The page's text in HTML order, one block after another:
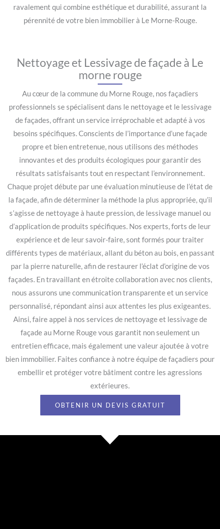
ravalement qui combine esthétique et durabilité, assurant la
pérennité de votre bien immobilier à Le Morne-Rouge.
Nettoyage et Lessivage de façade à Le
morne rouge
Au cœur de la commune du Morne Rouge, nos façadiers
professionnels se spécialisent dans le nettoyage et le lessivage
de façades, offrant un service irréprochable et adapté à vos
besoins spécifiques. Conscients de l’importance d’une façade
propre et bien entretenue, nous utilisons des méthodes
innovantes et des produits écologiques pour garantir des
résultats satisfaisants tout en respectant l’environnement.
Chaque projet débute par une évaluation minutieuse de l’état de
la façade, afin de déterminer la méthode la plus appropriée, qu’il
s’agisse de nettoyage à haute pression, de lessivage manuel ou
d’application de produits spécifiques. Nos experts, forts de leur
expérience et de leur savoir-faire, sont formés pour traiter
différents types de matériaux, allant du béton au bois, en passant
par la pierre naturelle, afin de restaurer l’éclat d’origine de vos
façades. En travaillant en étroite collaboration avec nos clients,
nous assurons une communication transparente et un service
personnalisé, répondant ainsi aux attentes les plus exigeantes.
Ainsi, faire appel à nos services de nettoyage et lessivage de
façade au Morne Rouge vous garantit non seulement un
entretien efficace, mais également une valeur ajoutée à votre
bien immobilier. Faites confiance à notre équipe de façadiers pour
embellir et protéger votre bâtiment contre les agressions
extérieures.
OBTENIR UN DEVIS GRATUIT